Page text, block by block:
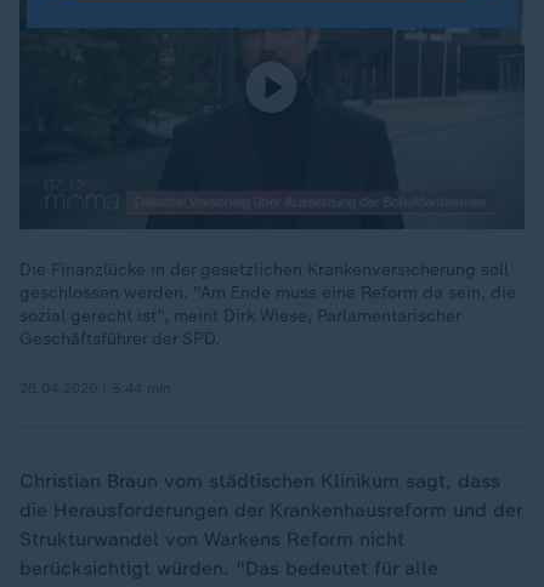
Die Finanzlücke in der gesetzlichen Krankenversicherung soll
geschlossen werden. "Am Ende muss eine Reform da sein, die
sozial gerecht ist", meint Dirk Wiese, Parlamentarischer
Geschäftsführer der SPD.
Christian Braun vom städtischen Klinikum sagt, dass
die Herausforderungen der Krankenhausreform und der
Strukturwandel von Warkens Reform nicht
berücksichtigt würden. "Das bedeutet für alle